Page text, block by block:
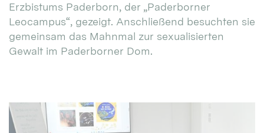
Erzbistums Paderborn, der „Paderborner
Leocampus“, gezeigt. Anschließend besuchten sie
gemeinsam das Mahnmal zur sexualisierten
Gewalt im Paderborner Dom.